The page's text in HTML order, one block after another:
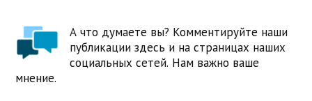
А что думаете вы? Комментируйте наши
публикации здесь и на страницах наших
социальных сетей. Нам важно ваше
мнение.